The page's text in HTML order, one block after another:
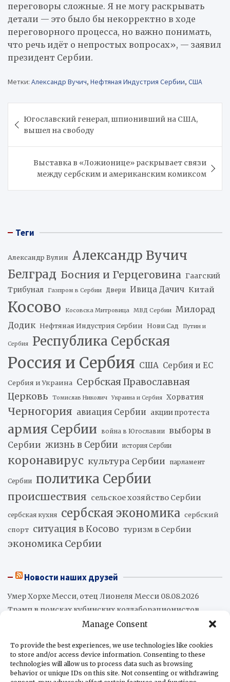
Manage Consent
To provide the best experiences, we use technologies like cookies
to store and/or access device information. Consenting to these
technologies will allow us to process data such as browsing
behavior or unique IDs on this site. Not consenting or withdrawing
переговоры сложные. Я не могу раскрывать
детали — это было бы некорректно в ходе
переговорного процесса, но важно понимать,
что речь идёт о непростых вопросах», — заявил
президент Сербии.
Метки: Александр Вучич, Нефтяная Индустрия Сербии, США
по
записям
Югославский генерал, шпионивший на США,
вышел на свободу
Выставка в «Ложионице» раскрывает связи
между сербским и американским комиксом
Теги
Александр Вулин Александр Вучич
Белград Босния и Герцеговина Гаагский
Трибунал Газпром в Сербии Двери Ивица Дачич Китай
Косово Косовска Митровица МВД Сербии
Милорад
Додик Нефтяная Индустрия Сербии Нови Сад Путин и
Сербия Республика Сербская
Россия и Сербия США Сербия и ЕС
Сербия и Украина Сербская Православная
Церковь
Томислав Николич Украина и Сербия Хорватия
Черногория авиация Сербии акции протеста
армия Сербии война в Югославии
выборы в
Сербии жизнь в Сербии история Сербии
коронавирус культура Сербии парламент
Сербии политика Сербии
происшествия сельское хозяйство Сербии
сербская кухня сербская экономика сербский
спорт ситуация в Косово туризм в Сербии
экономика Сербии
Новости наших друзей
Умер Хорхе Месси, отец Лионеля Месси 08.08.2026
Трамп в поисках кубинских коллаборационистов
президента Колумбии 08.08.2026
Промышленное производство в Аргентине
сократилось на 2,2% 08.08.2026